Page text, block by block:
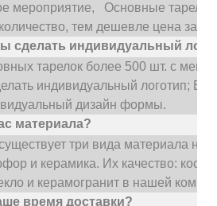
мероприятие,
Основные
тем дешевле цена за
сделать индивидуальный
тарелок более 500 шт. с
индивидуальный логотип;
дизайн формы.
материала?
три вида материала
и керамика. Их качество:
и керамогранит в нашей
время доставки?